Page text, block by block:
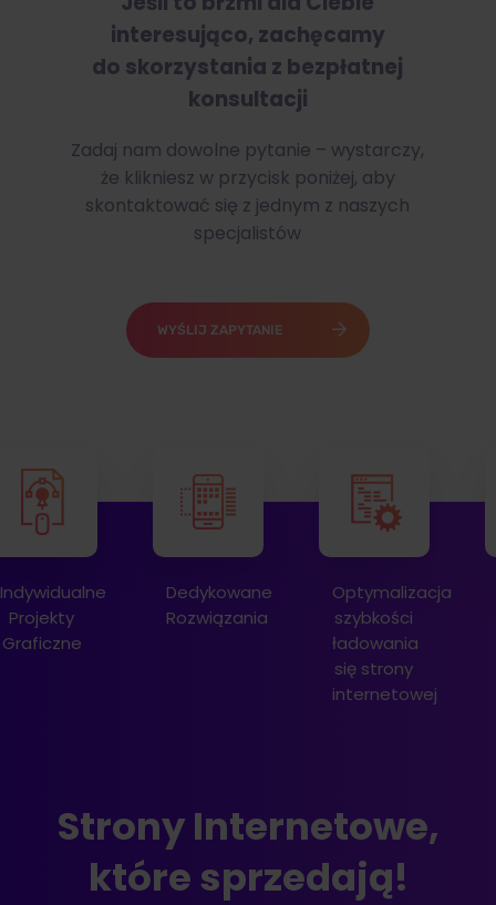
interesująco, zachęcamy
do skorzystania z bezpłatnej
konsultacji
Zadaj nam dowolne pytanie – wystarczy,
że klikniesz w przycisk poniżej, aby
skontaktować się z jednym z naszych
specjalistów
WYŚLIJ ZAPYTANIE
Dedykowane
Rozwiązania
Optymalizacja
szybkości
Audyt
techniczny
Strony Internetowe,
które sprzedają!